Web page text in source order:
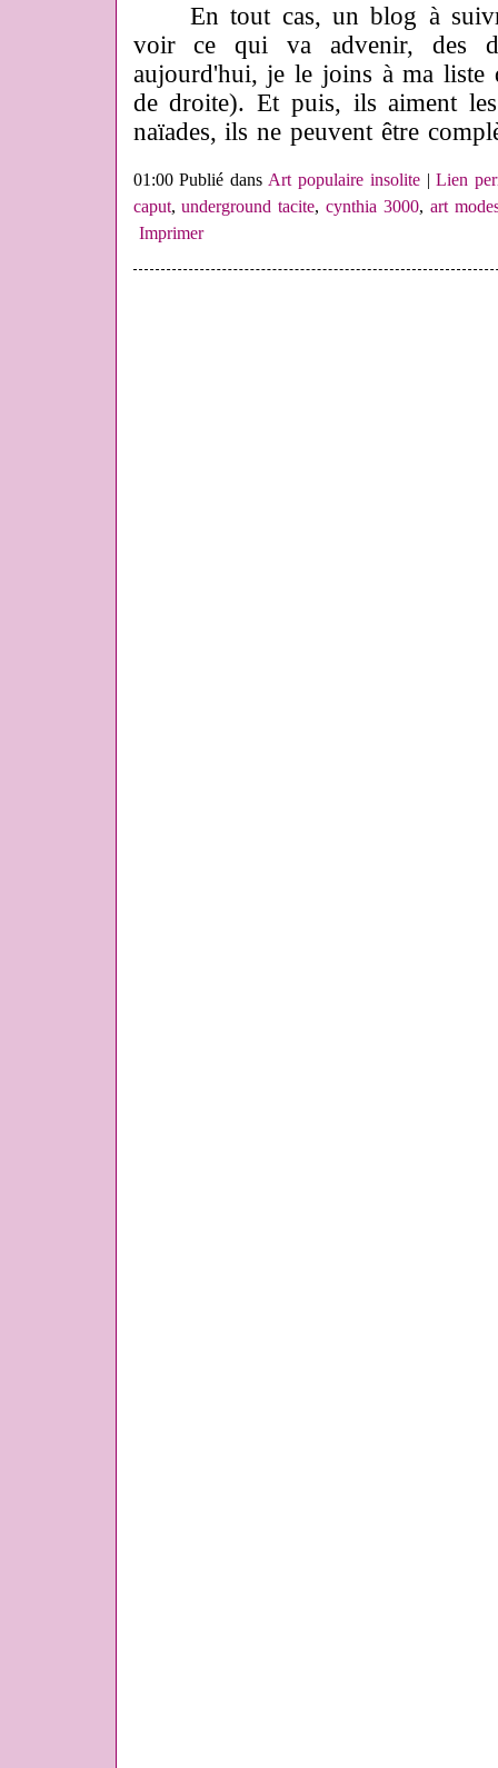
En tout cas, un blog à
voir ce qui va advenir, des
aujourd'hui, je le joins à ma
de droite). Et puis, ils aiment
naïades, ils ne peuvent être
01:00 Publié dans Art populaire insolite|Lien
caput,underground tacite,cynthia 3000, art
Imprimer